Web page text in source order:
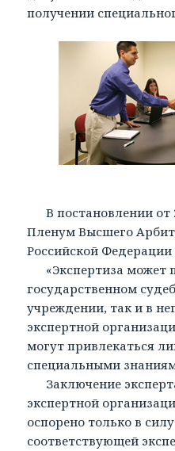
получении
В постановлении от
Пленум Высшего
Российской Федерации
«Экспертиза может
государственном
учреждении, так и в
экспертной
могут привлекаться
специальными
Заключение
экспертной
оспорено только в
соответствующей